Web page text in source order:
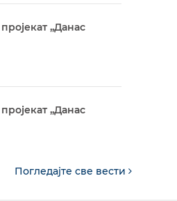
„Данас
„Данас
Погледајте све вести